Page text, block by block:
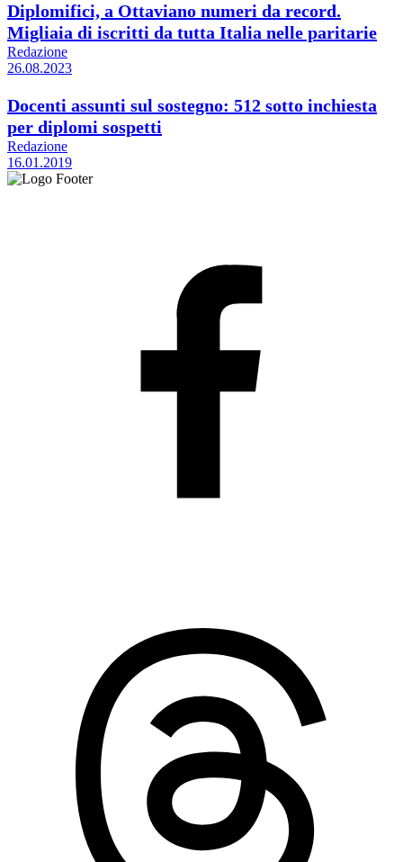
Diplomifici, a Ottaviano numeri da record.
Migliaia di iscritti da tutta Italia nelle paritarie
Redazione
26.08.2023
Docenti assunti sul sostegno: 512 sotto inchiesta
per diplomi sospetti
Redazione
16.01.2019